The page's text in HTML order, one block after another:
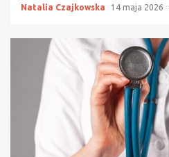
Natalia Czajkowska 14 maja 2026